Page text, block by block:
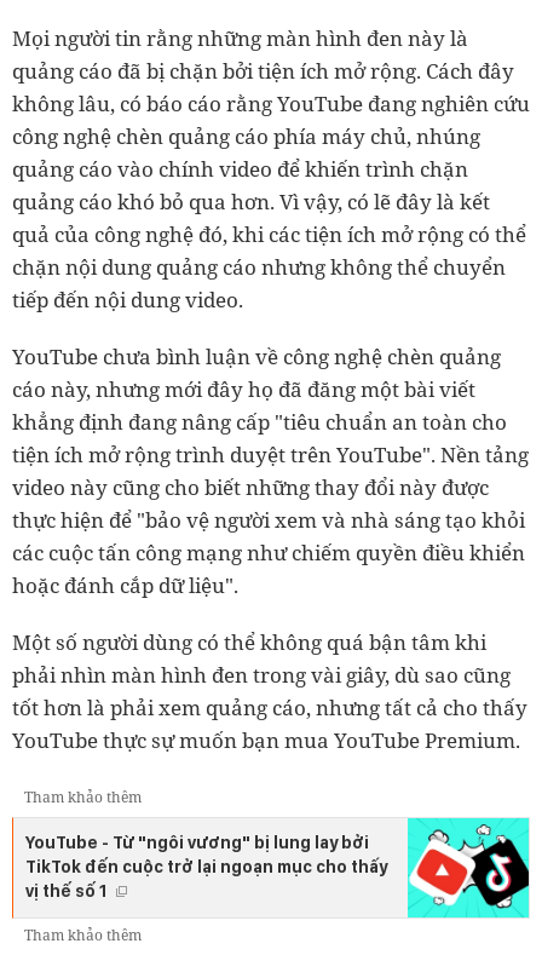
Mọi người tin rằng những màn hình đen này là
quảng cáo đã bị chặn bởi tiện ích mở rộng. Cách đây
không lâu, có báo cáo rằng YouTube đang nghiên cứu
công nghệ chèn quảng cáo phía máy chủ, nhúng
quảng cáo vào chính video để khiến trình chặn
quảng cáo khó bỏ qua hơn. Vì vậy, có lẽ đây là kết
quả của công nghệ đó, khi các tiện ích mở rộng có thể
chặn nội dung quảng cáo nhưng không thể chuyển
tiếp đến nội dung video.
YouTube chưa bình luận về công nghệ chèn quảng
cáo này, nhưng mới đây họ đã đăng một bài viết
khẳng định đang nâng cấp "tiêu chuẩn an toàn cho
tiện ích mở rộng trình duyệt trên YouTube". Nền tảng
video này cũng cho biết những thay đổi này được
thực hiện để "bảo vệ người xem và nhà sáng tạo khỏi
các cuộc tấn công mạng như chiếm quyền điều khiển
hoặc đánh cắp dữ liệu".
Một số người dùng có thể không quá bận tâm khi
phải nhìn màn hình đen trong vài giây, dù sao cũng
tốt hơn là phải xem quảng cáo, nhưng tất cả cho thấy
YouTube thực sự muốn bạn mua YouTube Premium.
Tham khảo thêm
YouTube - Từ "ngôi vương" bị lung lay bởi
TikTok đến cuộc trở lại ngoạn mục cho thấy
vị thế số 1
Tham khảo thêm